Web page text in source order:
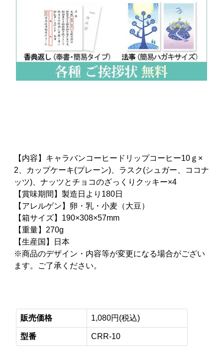
【内容】キャラバンコーヒードリップコーヒー10ｇ×
2、カップケーキ(プレーン)、ラスク(シュガー、ココナ
ッツ)、ナッツとチョコのざっくりクッキー×4
【賞味期間】製造日より180日
【アレルゲン】卵・乳・小麦（大豆）
【箱サイズ】190×308×57mm
【重量】270g
【生産国】日本
※商品のデザイン・内容等が変更になる場合がござい
ます。ご了承ください。
販売価格 1,080円(税込)
型番 CRR-10